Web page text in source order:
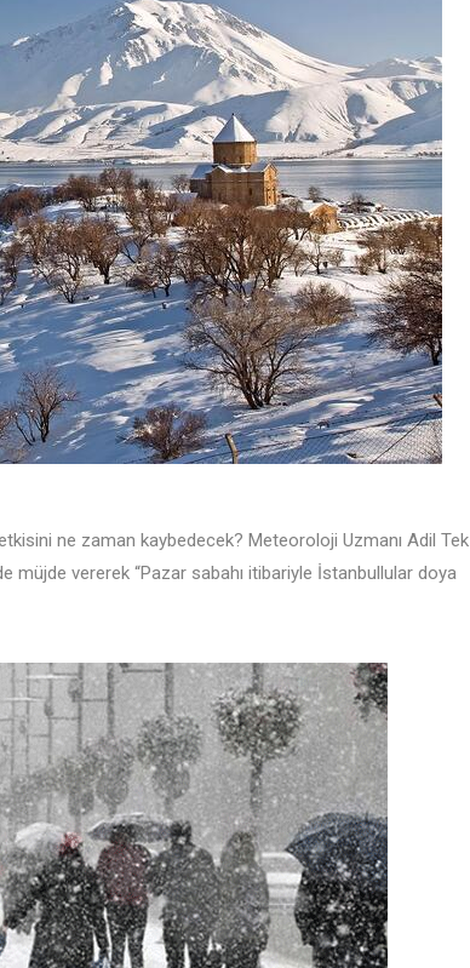
ne zaman kaybedecek? Meteoroloji Uzmanı Adil Tek
müjde vererek “Pazar sabahı itibariyle İstanbullular doya